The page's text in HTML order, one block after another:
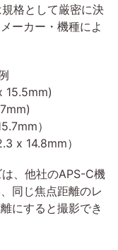
格として厳密に決
ーカー・機種によ
15.5mm)
）
x 14.8mm）
、他社のAPS-C機
同じ焦点距離のレ
にすると撮影でき